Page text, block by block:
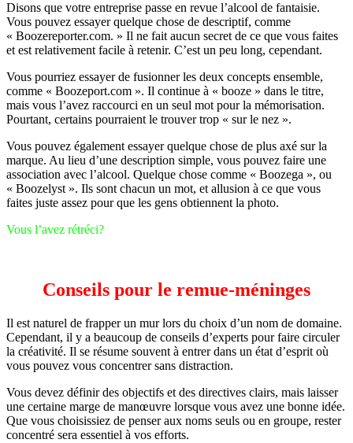
Disons que votre entreprise passe en revue l’alcool de fantaisie.
Vous pouvez essayer quelque chose de descriptif, comme
« Boozereporter.com. » Il ne fait aucun secret de ce que vous faites
et est relativement facile à retenir. C’est un peu long, cependant.
Vous pourriez essayer de fusionner les deux concepts ensemble,
comme « Boozeport.com ». Il continue à « booze » dans le titre,
mais vous l’avez raccourci en un seul mot pour la mémorisation.
Pourtant, certains pourraient le trouver trop « sur le nez ».
Vous pouvez également essayer quelque chose de plus axé sur la
marque. Au lieu d’une description simple, vous pouvez faire une
association avec l’alcool. Quelque chose comme « Boozega », ou
« Boozelyst ». Ils sont chacun un mot, et allusion à ce que vous
faites juste assez pour que les gens obtiennent la photo.
Vous l’avez rétréci?
Conseils pour le remue-méninges
Il est naturel de frapper un mur lors du choix d’un nom de domaine.
Cependant, il y a beaucoup de conseils d’experts pour faire circuler
la créativité. Il se résume souvent à entrer dans un état d’esprit où
vous pouvez vous concentrer sans distraction.
Vous devez définir des objectifs et des directives clairs, mais laisser
une certaine marge de manœuvre lorsque vous avez une bonne idée.
Que vous choisissiez de penser aux noms seuls ou en groupe, rester
concentré sera essentiel à vos efforts.